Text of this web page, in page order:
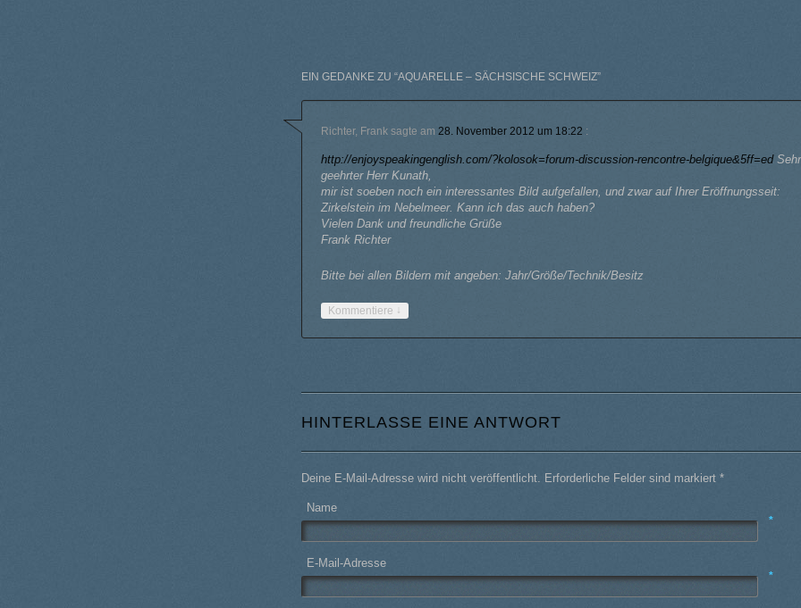
EIN GEDANKE ZU “AQUARELLE – SÄCHSISCHE SCHWEIZ”
Richter, Frank sagte am28. November 2012 um 18:22 :
http://enjoyspeakingenglish.com/?kolosok=forum-discussion-rencontre-belgique&5ff=edSehr
geehrter Herr Kunath,
mir ist soeben noch ein interessantes Bild aufgefallen, und zwar auf Ihrer Eröffnungsseit:
Zirkelstein im Nebelmeer. Kann ich das auch haben?
Vielen Dank und freundliche Grüße
Frank Richter
Bitte bei allen Bildern mit angeben: Jahr/Größe/Technik/Besitz
Kommentiere ↓
HINTERLASSE EINE ANTWORT
Deine E-Mail-Adresse wird nicht veröffentlicht. Erforderliche Felder sind markiert *
Name
*
E-Mail-Adresse
*